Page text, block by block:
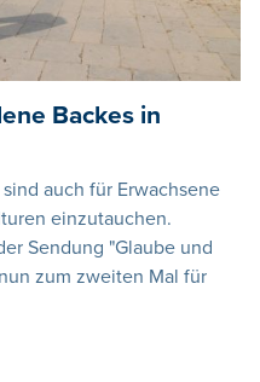
Backes in
auch für Erwachsene
einzutauchen.
Sendung "Glaube und
zum zweiten Mal für